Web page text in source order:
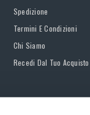
Spedizione
Termini E Condizioni
Chi Siamo
Recedi Dal Tuo Acquisto